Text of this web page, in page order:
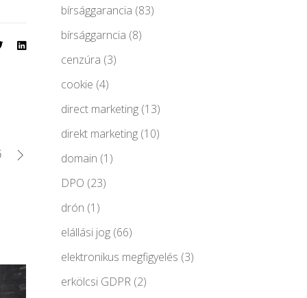
bírsággarancia (83)
bírsággarncia (8)
cenzúra (3)
cookie (4)
direct marketing(13)
direkt marketing(10)
domain (1)
DPO (23)
drón (1)
elállási jog(66)
elektronikus megfigyelés (3)
erkölcsi GDPR(2)